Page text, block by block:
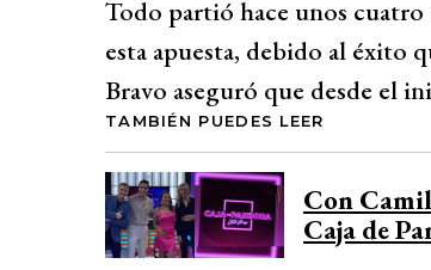
Todo partió hace unos cuatro
esta apuesta, debido al éxito
Bravo aseguró que desde el
TAMBIÉN PUEDES LEER
Con
Caja de